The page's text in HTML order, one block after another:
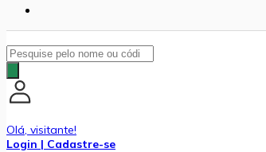
Pesquisar
produtos
Olá, visitante!
Login | Cadastre-se